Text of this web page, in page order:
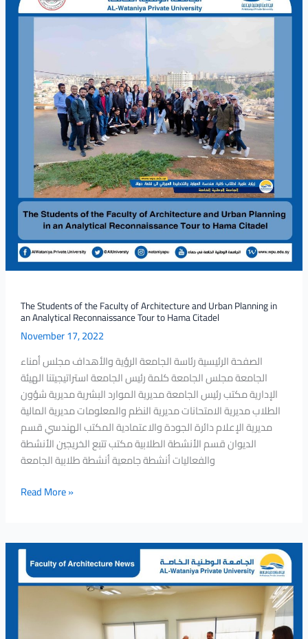
The Students of the Faculty of Architecture and Urban Planning in
an Analytical Reconnaissance Tour to Hama Citadel
November 17, 2022
الصفحة الرئيسية رئاسة الجامعة الرؤية والأهداف مجلس أمناء
الجامعة مجلس الجامعة كلمة رئيس الجامعة استراتيجيتنا الهيئة
الإدارية مكتب رئيس الجامعة مديرية الموارد البشرية مديرية شؤون
الطلاب مديرية الامتحانات مديرية النظم والمعلومات مديرية المالية
مديرية الإعلام دائرة الجودة والاعتمادية المكتب الهندسي قسم
الديوان قسم الأنشطة الطلابية مكتب تتبع الخريجين الأنشطة
والفعاليات أنشطة جامعية أنشطة طلابية الجامعة
of
Architecture
and
Urban
Planning
Analytical
Reconnaissance
Tour
Hama
Citadel
Read More »
The
First
Admission
Examination
in